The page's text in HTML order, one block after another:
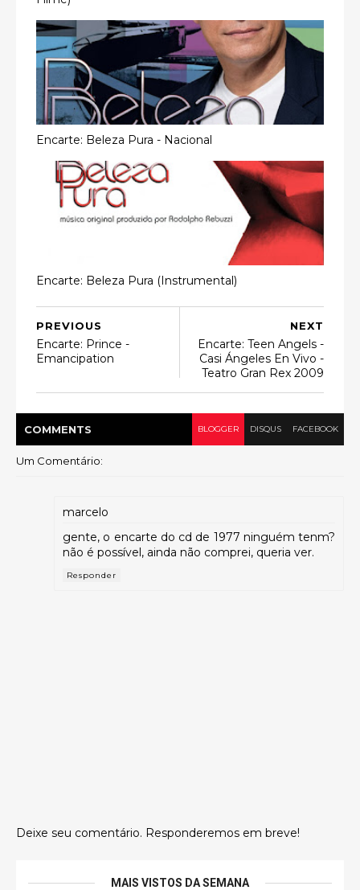
Encarte: Beleza Pura - Nacional
Encarte: Beleza Pura (Instrumental)
NEXT
Encarte: Teen Angels -
Casi Ángeles En Vivo -
Teatro Gran Rex 2009
PREVIOUS
Encarte: Prince -
Emancipation
COMMENTS BLOGGER DISQUS FACEBOOK
Um Comentário:
marcelo
gente, o encarte do cd de 1977 ninguém tenm?
não é possível, ainda não comprei, queria ver.
Responder
Deixe seu comentário. Responderemos em breve!
MAIS VISTOS DA SEMANA